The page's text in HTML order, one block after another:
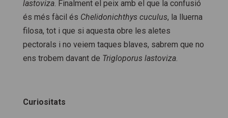
lastoviza. Finalment el peix amb el que la confusió
és més fàcil és Chelidonichthys cuculus, la lluerna
filosa, tot i que si aquesta obre les aletes
pectorals i no veiem taques blaves, sabrem que no
ens trobem davant de Trigloporus lastoviza.
Curiositats